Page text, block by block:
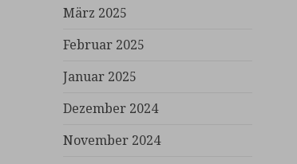
März 2025
Februar 2025
Januar 2025
Dezember 2024
November 2024